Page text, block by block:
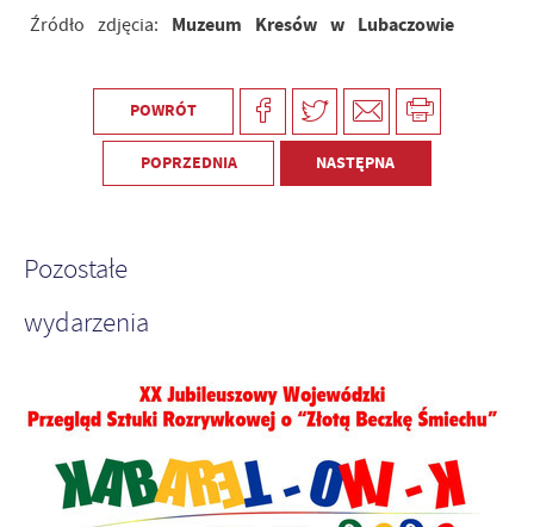
Źródło zdjęcia: Muzeum Kresów w Lubaczowie
POWRÓT
POPRZEDNIA NASTĘPNA
Pozostałe
wydarzenia